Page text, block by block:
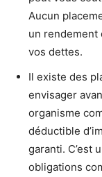
Aucun
un rendement
vos dettes.
Il existe des
envisager
organisme
déductible
garanti. C’est
obligations